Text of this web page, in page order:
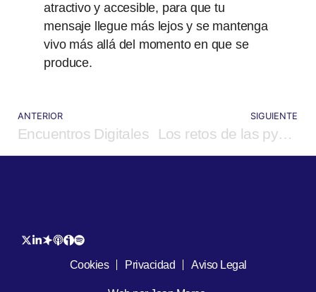
atractivo y accesible, para que tu
mensaje llegue más lejos y se mantenga
vivo más allá del momento en que se
produce.
ANTERIOR
Encuentros Digitales
SIGUIENTE
Los retos de las pymes en España
Cookies Privacidad Aviso Legal